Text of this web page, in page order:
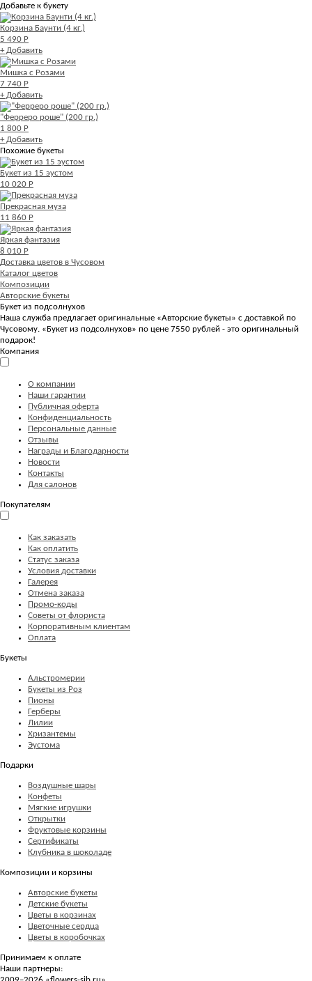
Добавьте к букету
Корзина Баунти (4 кг.)
5 490 Р
+ Добавить
Мишка с Розами
7 740 Р
+ Добавить
"Ферреро роше" (200 гр.)
1 800 Р
+ Добавить
Похожие букеты
Букет из 15 эустом
10 020 Р
Прекрасная муза
11 860 Р
Яркая фантазия
8 010 Р
Доставка цветов в Чусовом
Каталог цветов
Композиции
Авторские букеты
Букет из подсолнухов
Наша служба предлагает оригинальные «Авторские букеты» с доставкой по
Чусовому. «Букет из подсолнухов» по цене 7550 рублей - это оригинальный
подарок!
Компания
О компании
Наши гарантии
Публичная оферта
Конфиденциальность
Персональные данные
Отзывы
Награды и Благодарности
Новости
Контакты
Для салонов
Покупателям
Как заказать
Как оплатить
Статус заказа
Условия доставки
Галерея
Отмена заказа
Промо-коды
Советы от флориста
Корпоративным клиентам
Оплата
Букеты
Альстромерии
Букеты из Роз
Пионы
Герберы
Лилии
Хризантемы
Эустома
Подарки
Воздушные шары
Конфеты
Мягкие игрушки
Открытки
Фруктовые корзины
Сертификаты
Клубника в шоколаде
Композиции и корзины
Авторские букеты
Детские букеты
Цветы в корзинах
Цветочные сердца
Цветы в коробочках
Принимаем к оплате
Наши партнеры: